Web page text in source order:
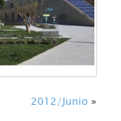
2012/Junio»